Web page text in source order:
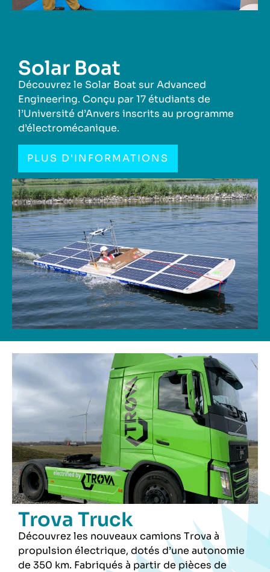
Solar Boat
Découvrez le Solar Boat sur Advanced
Engineering. Conçu par 17 étudiants de
l’Université d’Anvers inscrits au programme
d’électromécanique.
PLUS D'INFORMATIONS
Trova Truck
Découvrez les nouveaux camions Trova à
propulsion électrique, dotés d’une autonomie
de 350 km. Fabriqués à partir de pièces de